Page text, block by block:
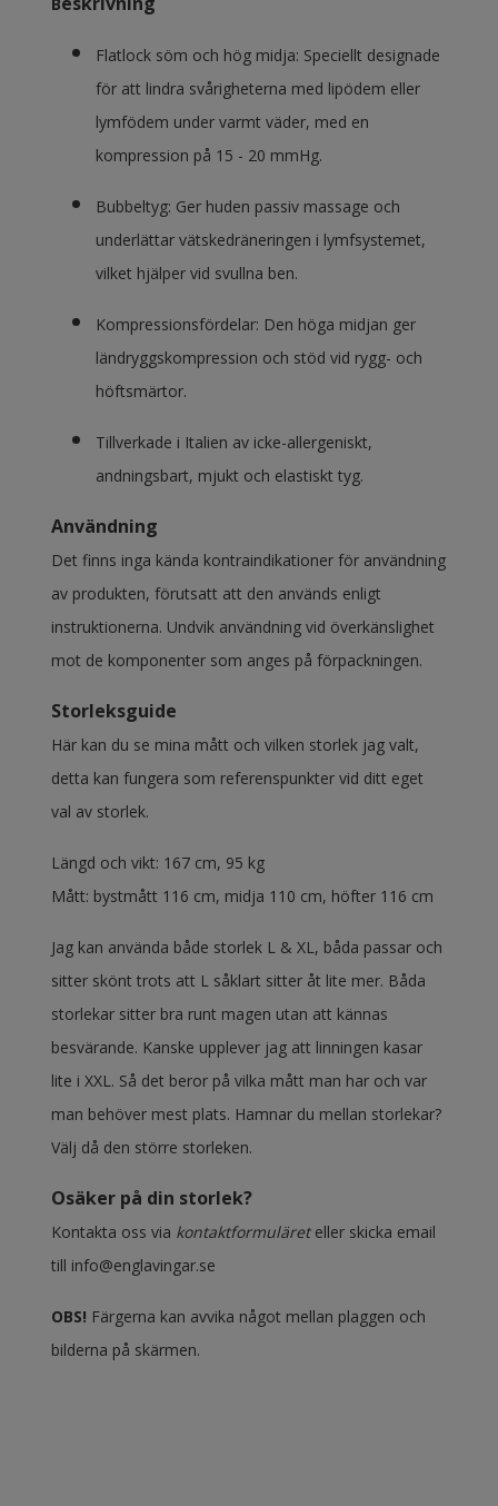
Flatlock söm och hög midja: Speciellt designade
för att lindra svårigheterna med lipödem eller
lymfödem under varmt väder, med en
kompression på 15 - 20 mmHg.
Bubbeltyg: Ger huden passiv massage och
underlättar vätskedräneringen i lymfsystemet,
vilket hjälper vid svullna ben.
Kompressionsfördelar: Den höga midjan ger
ländryggskompression och stöd vid rygg- och
höftsmärtor.
Tillverkade i Italien av icke-allergeniskt,
andningsbart, mjukt och elastiskt tyg.
Användning
Det finns inga kända kontraindikationer för användning
av produkten, förutsatt att den används enligt
instruktionerna. Undvik användning vid överkänslighet
mot de komponenter som anges på förpackningen.
Storleksguide
Här kan du se mina mått och vilken storlek jag valt,
detta kan fungera som referenspunkter vid ditt eget
val av storlek.
Längd och vikt: 167 cm, 95 kg
Mått: bystmått 116 cm, midja 110 cm, höfter 116 cm
Jag kan använda både storlek L & XL, båda passar och
sitter skönt trots att L såklart sitter åt lite mer. Båda
storlekar sitter bra runt magen utan att kännas
besvärande. Kanske upplever jag att linningen kasar
lite i XXL. Så det beror på vilka mått man har och var
man behöver mest plats. Hamnar du mellan storlekar?
Välj då den större storleken.
Osäker på din storlek?
Kontakta oss via kontaktformuläret eller skicka email
till info@englavingar.se
OBS! Färgerna kan avvika något mellan plaggen och
bilderna på skärmen.